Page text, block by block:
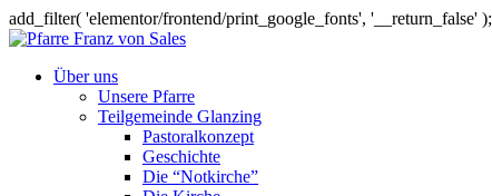
add_filter( 'elementor/frontend/print_google_fonts', '__return_false' );
Über uns
Unsere Pfarre
Teilgemeinde Glanzing
Pastoralkonzept
Geschichte
Die “Notkirche”